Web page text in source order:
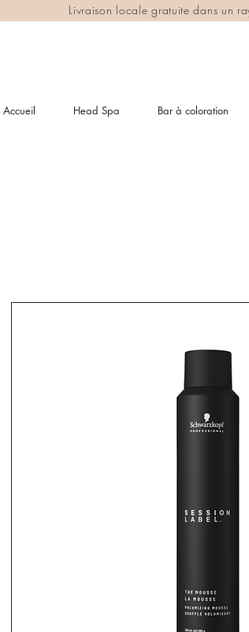
Livraison locale gratuite dans un
Accueil Head Spa Bar à coloration